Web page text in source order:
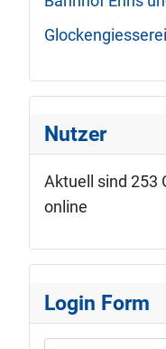
Glockengiesserei
Nutzer
Aktuell sind 253
online
Login Form